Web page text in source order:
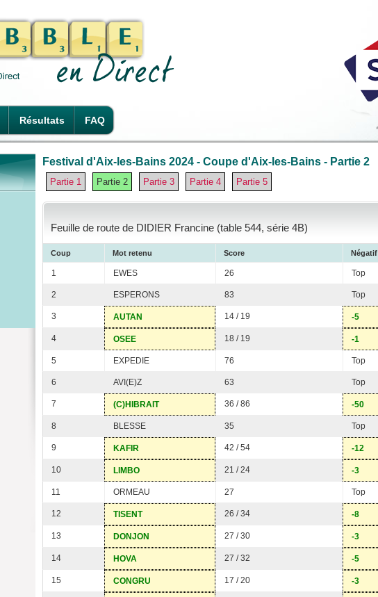
Résultats FAQ
Festival d'Aix-les-Bains 2024 - Coupe d'Aix-les-Bains - Partie 2
Partie 1 Partie 2 Partie 3 Partie 4 Partie 5
Feuille de route de DIDIER Francine (table 544, série 4B)
Coup Mot retenu Score Négatif
1 EWES 26 Top
2 ESPERONS 83 Top
3 AUTAN 14 / 19 -5
4 OSEE 18 / 19 -1
5 EXPEDIE 76 Top
6 AVI(E)Z 63 Top
7 (C)HIBRAIT 36 / 86 -50
8 BLESSE 35 Top
9 KAFIR 42 / 54 -12
10 LIMBO 21 / 24 -3
11 ORMEAU 27 Top
12 TISENT 26 / 34 -8
13 DONJON 27 / 30 -3
14 HOVA 27 / 32 -5
15 CONGRU 17 / 20 -3